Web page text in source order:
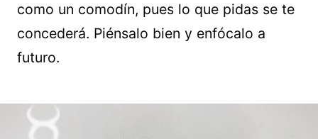
como un comodín, pues lo que pidas se te
concederá. Piénsalo bien y enfócalo a
futuro.